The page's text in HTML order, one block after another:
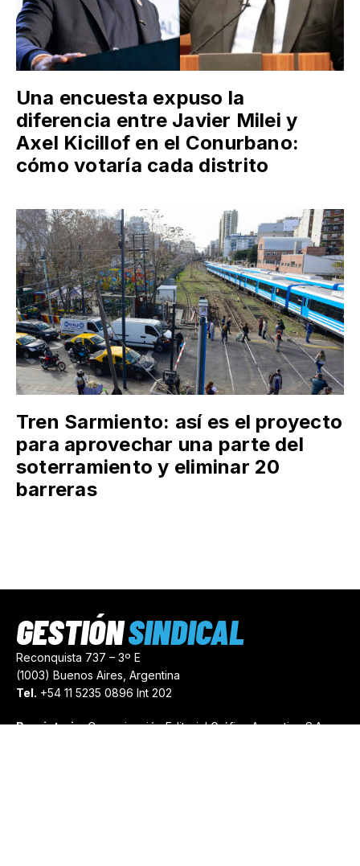
Una encuesta expuso la
diferencia entre Javier Milei y
Axel Kicillof en el Conurbano:
cómo votaría cada distrito
Tren Sarmiento: así es el proyecto
para aprovechar una parte del
soterramiento y eliminar 20
barreras
Reconquista 737 – 3º E
(1003) Buenos Aires, Argentina
Tel. +54 11 5235 0896 Int 202
Propietario:Comunicación Editorial Gráfica Argentina S.A.
GESTIÓNSINDICAL